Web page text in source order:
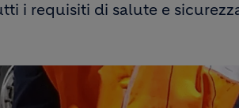
i requisiti di salute e